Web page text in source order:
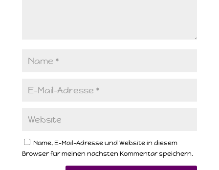
Name, E-Mail-Adresse und Website in diesem
Browser für meinen nächsten Kommentar speichern.